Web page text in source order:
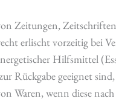
Zeitungen,
erlischt vorzeitig bei
Hilfsmittel
Rückgabe geeignet
Waren, wenn diese